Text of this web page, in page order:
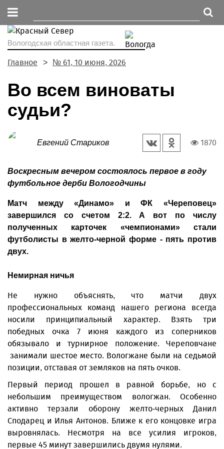
Вологодская областная газета.
Главное № 61, 10 июня, 2026
Во всем виноваты
судьи?
Евгений Стариков 1870
Воскресным вечером состоялось первое в году
футбольное дерби Вологодчины
Матч между «Динамо» и ФК «Череповец»
завершился со счетом 2:2. А вот по числу
полученных карточек «чемпионами» стали
футболисты в желто-черной форме - пять против
двух.
Немирная ничья
Не нужно объяснять, что матчи двух
профессиональных команд нашего региона всегда
носили принципиальный характер. Взять три
победных очка 7 июня каждого из соперников
обязывало и турнирное положение. Череповчане
занимали шестое место. Вологжане были на седьмой
позиции, отставая от земляков на пять очков.
Первый период прошел в равной борьбе, но с
небольшим преимуществом вологжан. Особенно
активно терзали оборону желто-черных Данил
Сподарец и Илья Антонов. Ближе к его концовке игра
выровнялась. Несмотря на все усилия игроков,
первые 45 минут завершились двумя нулями.